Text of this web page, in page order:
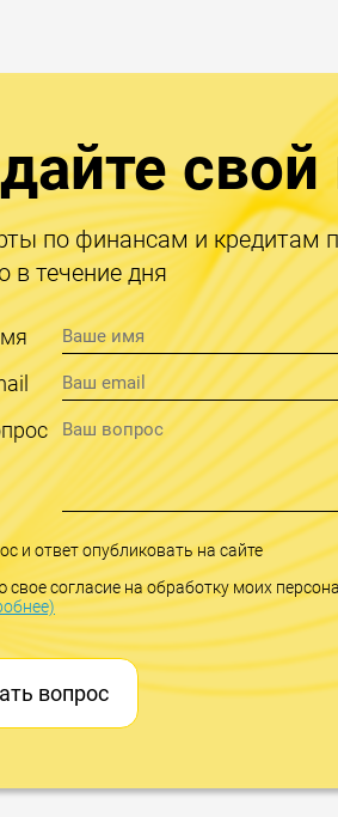
свой
по финансам и кредитам
в течение дня
и ответ опубликовать на сайте
свое согласие на обработку моих
вопрос